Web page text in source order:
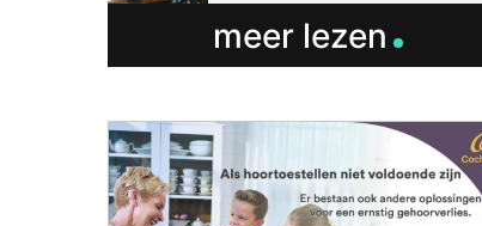
meer lezen